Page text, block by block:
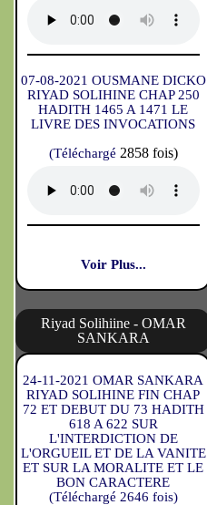
07-08-2021 OUSMANE DICKO
RIYAD SOLIHINE CHAP 250
HADITH 1465 A 1471 LE
LIVRE DES INVOCATIONS
(Téléchargé 2858 fois)
Voir Plus...
Riyad Solihiine - OMAR
SANKARA
24-11-2021 OMAR SANKARA
RIYAD SOLIHINE FIN CHAP
72 ET DEBUT DU 73 HADITH
618 A 622 SUR
L'INTERDICTION DE
L'ORGUEIL ET DE LA VANITE
ET SUR LA MORALITE ET LE
BON CARACTERE
(Téléchargé 2646 fois)